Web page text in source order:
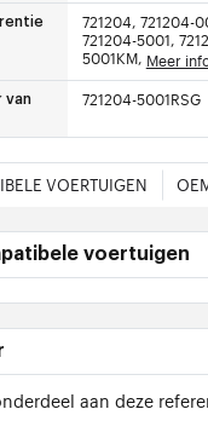
721204, 721204-
721204-5001,
5001KM, Meer
van
721204-5001RSG
VOERTUIGEN
voertuigen
aan deze